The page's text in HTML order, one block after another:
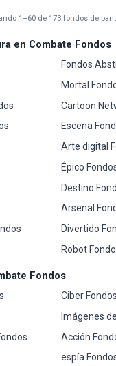
1–60 de 173 fondos de
en Combate Fondos
Fondos
Mortal
Cartoon
Escena
Arte digital
Épico
Destino
Arsenal
Divertido
Robot
Fondos
Ciber Fondos
Imágenes
Acción
espía